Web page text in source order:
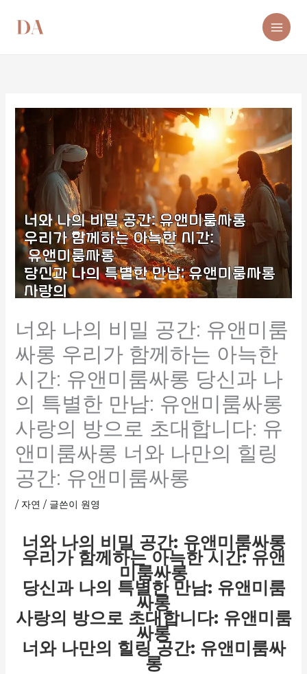
너와 나의 비밀 공간: 유앤미룸
싸롱 우리가 함께하는 아늑한
시간: 유앤미룸싸롱 당신과 나
의 특별한 만남: 유앤미룸싸롱
사랑의 방으로 초대합니다: 유
앤미룸싸롱 너와 나만의 힐링
공간: 유앤미룸싸롱
/ 자연 / 글쓴이 원영
너와 나의 비밀 공간: 유앤미룸싸롱
우리가 함께하는 아늑한 시간: 유앤
미룸싸롱
당신과 나의 특별한 만남: 유앤미룸
싸롱
사랑의 방으로 초대합니다: 유앤미룸
싸롱
너와 나만의 힐링 공간: 유앤미룸싸
롱